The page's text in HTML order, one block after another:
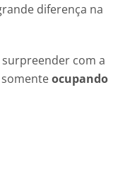
diferença na
com a
ocupando